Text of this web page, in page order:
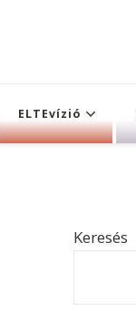
ELTEvízió
Keresés